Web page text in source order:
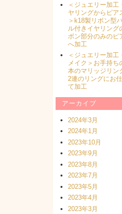
＜ジュエリー加工
ヤリングからピア
＞k18製リボン型
ル付きイヤリング
ボン部分のみのピ
へ加工
＜ジュエリー加工
メイク＞お手持ち
本のマリッジリン
2連のリングにお
て加工
アーカイブ
2024年3月
2024年1月
2023年10月
2023年9月
2023年8月
2023年7月
2023年5月
2023年4月
2023年3月